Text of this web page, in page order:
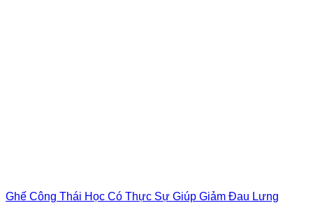
Ghế Công Thái Học Có Thực Sự Giúp Giảm Đau Lưng